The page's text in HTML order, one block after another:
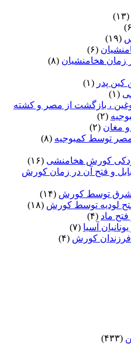
(۱۳)
(۱۹)
(۶)
زمان هخامنشیان (۸)
کین پدر (۱)
(۱)
، بازگشت از مصر و کشته
(۲)
مغان (۲)
توسط کمبوجیه (۸)
کورش هخامنشی (۱۶)
و فتح آن در زمان کورش
شرق توسط کورش (۱۴)
لودیه توسط کورش (۱۸)
ماد (۴)
آسیا (۷)
کورش (۴)
(۴۳۳)